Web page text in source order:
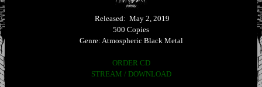
Released: May 2, 2019
500 Copies
Genre: Atmospheric Black Metal
ORDER CD
STREAM / DOWNLOAD